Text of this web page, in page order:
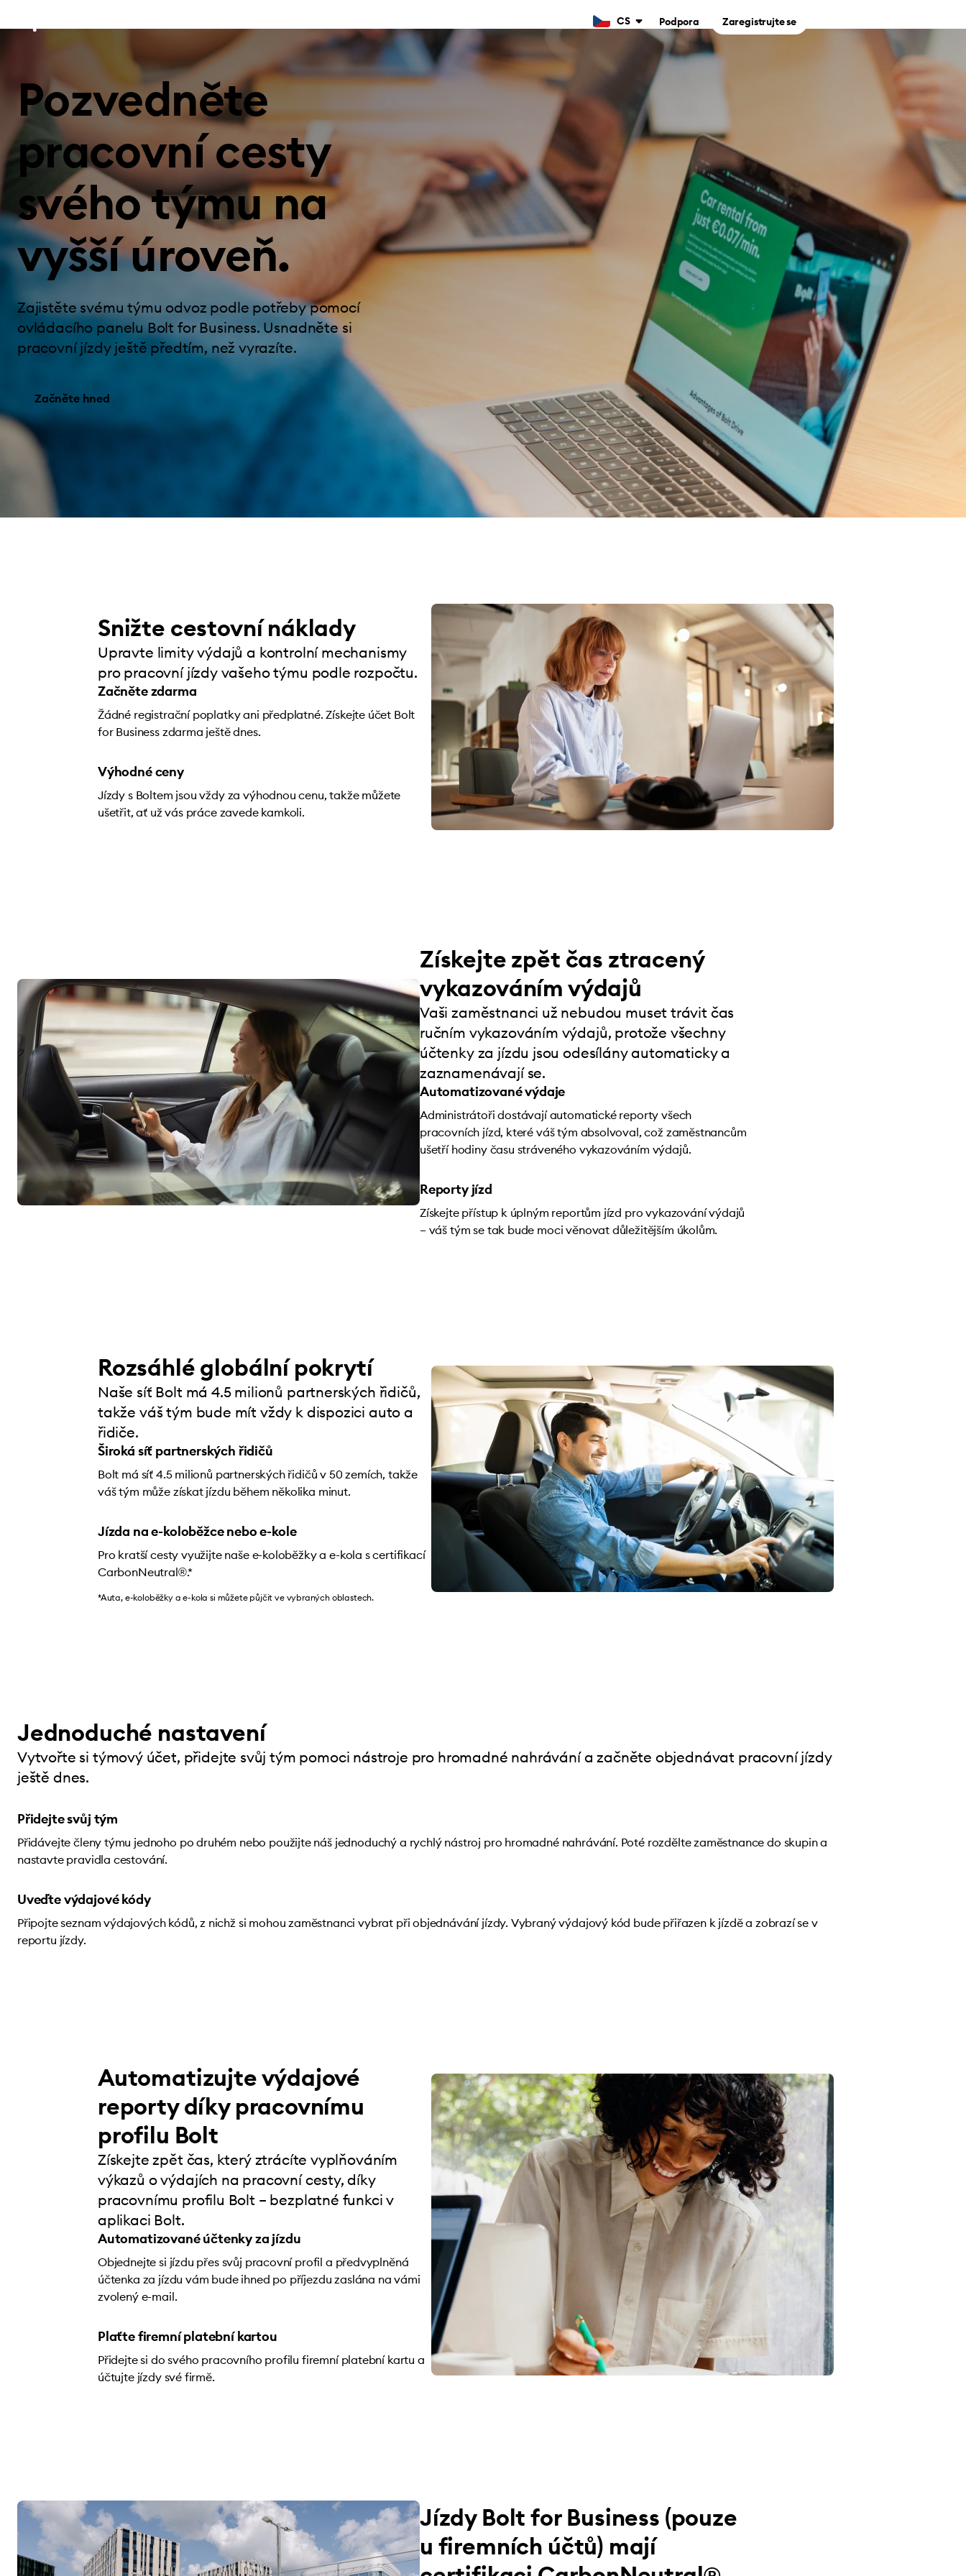
CS Podpora Zaregistrujte se
Pozvedněte
pracovní cesty
svého týmu na
vyšší úroveň.
Zajistěte svému týmu odvoz podle potřeby pomocí
ovládacího panelu Bolt for Business. Usnadněte si
pracovní jízdy ještě předtím, než vyrazíte.
Začněte hned
Snižte cestovní náklady
Upravte limity výdajů a kontrolní mechanismy
pro pracovní jízdy vašeho týmu podle rozpočtu.
Začněte zdarma
Žádné registrační poplatky ani předplatné. Získejte účet Bolt
for Business zdarma ještě dnes.
Výhodné ceny
Jízdy s Boltem jsou vždy za výhodnou cenu, takže můžete
ušetřit, ať už vás práce zavede kamkoli.
Získejte zpět čas ztracený
vykazováním výdajů
Vaši zaměstnanci už nebudou muset trávit čas
ručním vykazováním výdajů, protože všechny
účtenky za jízdu jsou odesílány automaticky a
zaznamenávají se.
Automatizované výdaje
Administrátoři dostávají automatické reporty všech
pracovních jízd, které váš tým absolvoval, což zaměstnancům
ušetří hodiny času stráveného vykazováním výdajů.
Reporty jízd
Získejte přístup k úplným reportům jízd pro vykazování výdajů
– váš tým se tak bude moci věnovat důležitějším úkolům.
Rozsáhlé globální pokrytí
Naše síť Bolt má 4.5 milionů partnerských řidičů,
takže váš tým bude mít vždy k dispozici auto a
řidiče.
Široká síť partnerských řidičů
Bolt má síť 4.5 milionů partnerských řidičů v 50 zemích, takže
váš tým může získat jízdu během několika minut.
Jízda na e-koloběžce nebo e-kole
Pro kratší cesty využijte naše e-koloběžky a e-kola s certifikací
CarbonNeutral®.*
*Auta, e-koloběžky a e-kola si můžete půjčit ve vybraných oblastech.
Jednoduché nastavení
Vytvořte si týmový účet, přidejte svůj tým pomoci nástroje pro hromadné nahrávání a začněte objednávat pracovní jízdy
ještě dnes.
Přidejte svůj tým
Přidávejte členy týmu jednoho po druhém nebo použijte náš jednoduchý a rychlý nástroj pro hromadné nahrávání. Poté rozdělte zaměstnance do skupin a
nastavte pravidla cestování.
Uveďte výdajové kódy
Připojte seznam výdajových kódů, z nichž si mohou zaměstnanci vybrat při objednávání jízdy. Vybraný výdajový kód bude přiřazen k jízdě a zobrazí se v
reportu jízdy.
Automatizujte výdajové
reporty díky pracovnímu
profilu Bolt
Získejte zpět čas, který ztrácíte vyplňováním
výkazů o výdajích na pracovní cesty, díky
pracovnímu profilu Bolt – bezplatné funkci v
aplikaci Bolt.
Automatizované účtenky za jízdu
Objednejte si jízdu přes svůj pracovní profil a předvyplněná
účtenka za jízdu vám bude ihned po příjezdu zaslána na vámi
zvolený e-mail.
Plaťte firemní platební kartou
Přidejte si do svého pracovního profilu firemní platební kartu a
účtujte jízdy své firmě.
Jízdy Bolt for Business (pouze
u firemních účtů) mají